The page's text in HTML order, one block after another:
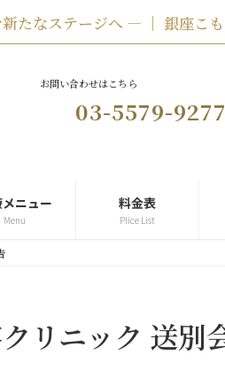
たなステージへ ― ｜ 銀座こも
お問い合わせはこちら
03-5579-9277
ニュー
Menu
料金表
Plice List
リニック 送別